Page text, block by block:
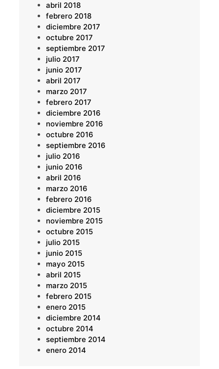
abril 2018
febrero 2018
diciembre 2017
octubre 2017
septiembre 2017
julio 2017
junio 2017
abril 2017
marzo 2017
febrero 2017
diciembre 2016
noviembre 2016
octubre 2016
septiembre 2016
julio 2016
junio 2016
abril 2016
marzo 2016
febrero 2016
diciembre 2015
noviembre 2015
octubre 2015
julio 2015
junio 2015
mayo 2015
abril 2015
marzo 2015
febrero 2015
enero 2015
diciembre 2014
octubre 2014
septiembre 2014
enero 2014